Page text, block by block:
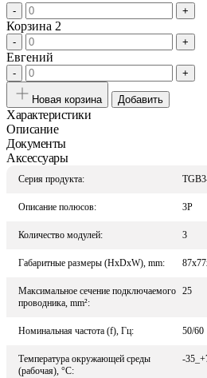
- +
Корзина 2
- +
Евгений
- +
Новая корзина Добавить
Характеристики
Описание
Документы
Аксессуары
Серия продукта:
Описание полюсов: 3P
Количество модулей: 3
Габаритные размеры (HxDxW), mm:
Максимальное сечение подключаемого
проводника, mm²:
25
Номинальная частота (f), Гц: 50/60
Температура окружающей среды
(рабочая), °С:
-